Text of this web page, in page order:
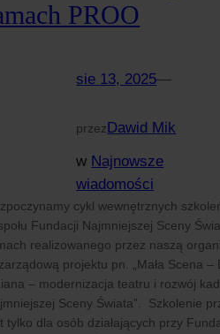
PROO
sie 13, 2025—
przezDawid Mik
w Najnowsze
wiadomości
cykl wewnętrznych
Fundacji Najmniejszej Sceny
realizowanego przez naszą
projektu pn. „Mała Scena –
– modernizacja teatru i rozwój
Sceny Świata”. Szkolenie
tylko dla osób działających przy